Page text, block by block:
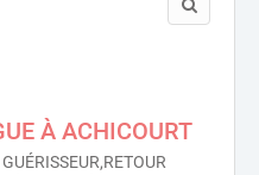
À ACHICOURT